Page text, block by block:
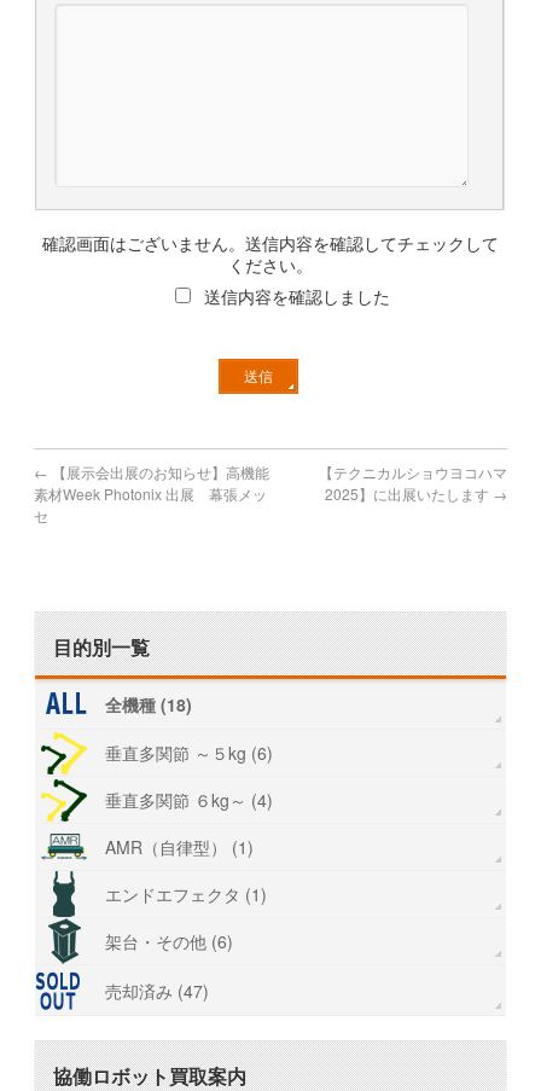
確認画面はございません。送信内容を確認してチェックして
ください。
送信内容を確認しました
← 【展示会出展のお知らせ】高機能
素材Week Photonix 出展 幕張メッ
セ
【テクニカルショウヨコハマ
2025】に出展いたします →
目的別一覧
全機種 (18)
垂直多関節 ～５kg (6)
垂直多関節 ６kg～ (4)
AMR（自律型） (1)
エンドエフェクタ (1)
架台・その他 (6)
売却済み (47)
協働ロボット買取案内